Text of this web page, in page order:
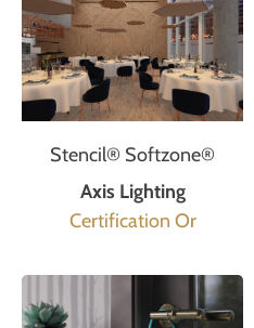
Stencil® Softzone®
Axis Lighting
Certification Or